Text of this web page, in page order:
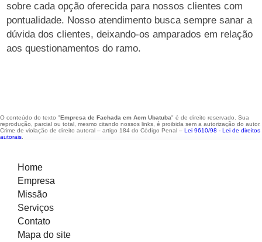
sobre cada opção oferecida para nossos clientes com
pontualidade. Nosso atendimento busca sempre sanar a
dúvida dos clientes, deixando-os amparados em relação
aos questionamentos do ramo.
O conteúdo do texto "Empresa de Fachada em Acm Ubatuba" é de direito reservado. Sua
reprodução, parcial ou total, mesmo citando nossos links, é proibida sem a autorização do autor.
Crime de violação de direito autoral – artigo 184 do Código Penal – Lei 9610/98 - Lei de direitos
autorais
Home
Empresa
Missão
Serviços
Contato
Mapa do site